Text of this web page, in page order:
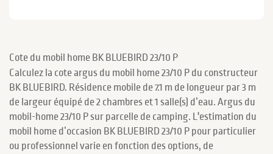
Cote du mobil home BK BLUEBIRD 23/10 P
Calculez la cote argus du mobil home 23/10 P du constructeur
BK BLUEBIRD. Résidence mobile de 7.1 m de longueur par 3 m
de largeur équipé de 2 chambres et 1 salle(s) d’eau. Argus du
mobil-home 23/10 P sur parcelle de camping. L'estimation du
mobil home d’occasion BK BLUEBIRD 23/10 P pour particulier
ou professionnel varie en fonction des options, de